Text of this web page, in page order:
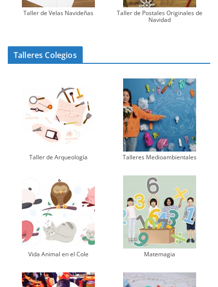
Taller de Velas Navideñas
Taller de Postales Originales de
Navidad
Talleres Colegios
Taller de Arqueología Talleres Medioambientales
Vida Animal en el Cole Matemagia